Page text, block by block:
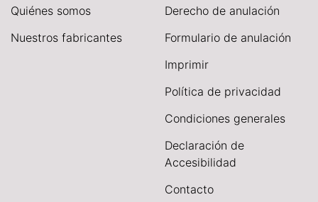
Quiénes somos
Nuestros fabricantes
Derecho de anulación
Formulario de anulación
Imprimir
Política de privacidad
Condiciones generales
Declaración de
Accesibilidad
Contacto